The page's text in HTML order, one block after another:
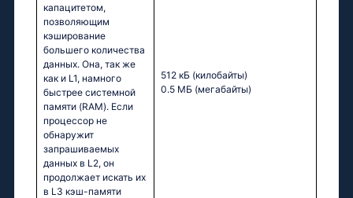
капацитетом,
позволяющим
кэширование
большего количества
данных. Она, так же
как и L1, намного
быстрее системной
памяти (RAM). Если
процессор не
обнаружит
запрашиваемых
данных в L2, он
продолжает искать их
в L3 кэш-памяти
512 кБ (килобайты)
0.5 МБ (мегабайты)